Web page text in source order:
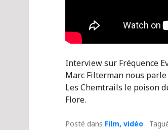
Interview sur Fréquence
Marc Filterman nous
Les Chemtrails le poison
Flore.
Posté dans Film, vidéo